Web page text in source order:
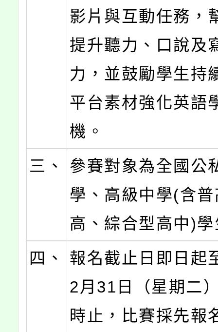
影片與互動任務，
提升聽力、口說及
力，並鼓勵學生持
平台素材強化英語
機。
三、
參賽對象為全國公
學、高級中學(含
高、綜合型高中)
四、
報名截止日即日起
2月31日（星期二
時止，比賽採先報